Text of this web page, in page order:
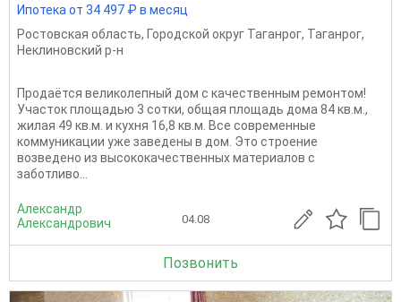
Ипотека от 34 497 ₽ в месяц
Ростовская область, Городской округ Таганрог, Таганрог,
Неклиновский р-н
Продаётся великолепный дом с качественным ремонтом!
Участок площадью 3 сотки, общая площадь дома 84 кв.м.,
жилая 49 кв.м. и кухня 16,8 кв.м. Все современные
коммуникации уже заведены в дом. Это строение
возведено из высококачественных материалов с
заботливо...
Александр
Александрович
04.08
Позвонить